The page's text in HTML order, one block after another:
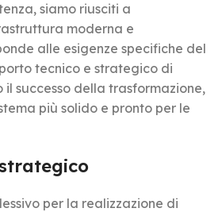
siamo riusciti a
moderna e
alle esigenze specifiche del
tecnico e strategico di
successo della trasformazione,
più solido e pronto per le
per la realizzazione di